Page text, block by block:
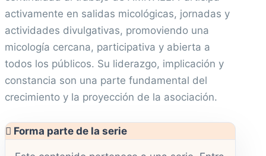
activamente en salidas micológicas, jornadas y
actividades divulgativas, promoviendo una
micología cercana, participativa y abierta a
todos los públicos. Su liderazgo, implicación y
constancia son una parte fundamental del
crecimiento y la proyección de la asociación.
Forma parte de la serie